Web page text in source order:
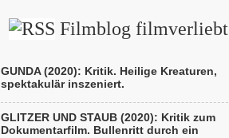
Filmblog filmverliebt
GUNDA (2020): Kritik. Heilige Kreaturen,
spektakulär inszeniert.
GLITZER UND STAUB (2020): Kritik zum
Dokumentarfilm. Bullenritt durch ein